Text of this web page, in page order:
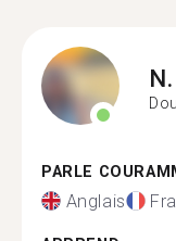
N.
PARLE
Anglais